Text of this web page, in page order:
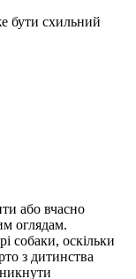
бути схильний
або вчасно
оглядам.
собаки, оскільки
з дитинства